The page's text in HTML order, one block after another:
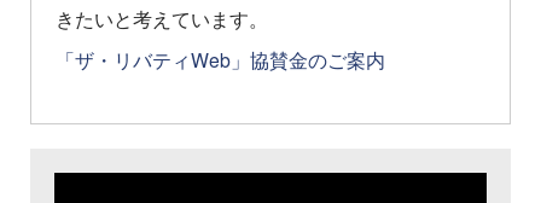
きたいと考えています。
「ザ・リバティWeb」協賛金のご案内